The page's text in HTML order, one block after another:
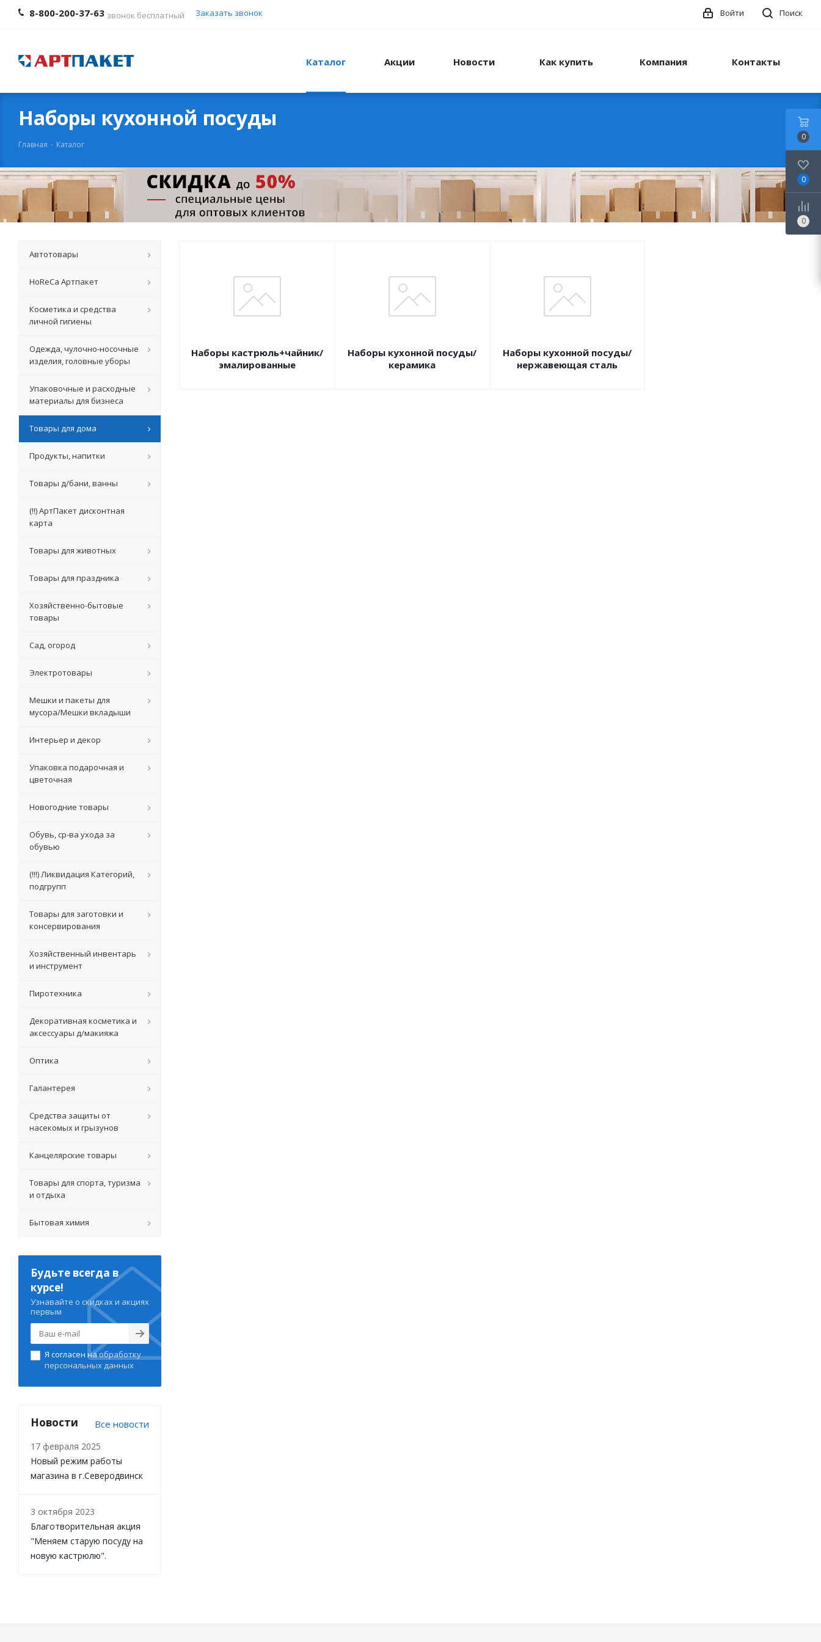
8-800-200-37-63 звонок бесплатный Заказать звонок Поиск
Войти
Каталог Акции Новости Как купить Компания Контакты
Наборы кухонной посуды
Главная - Каталог
Наборы кастрюль+чайник/
эмалированные
Наборы кухонной посуды/
керамика
Наборы кухонной посуды/
нержавеющая сталь
Автотовары
HoReCa Артпакет
Косметика и средства
личной гигиены
Одежда, чулочно-носочные
изделия, головные уборы
Упаковочные и расходные
материалы для бизнеса
Товары для дома
Продукты, напитки
Товары д/бани, ванны
(!!) АртПакет дисконтная
карта
Товары для животных
Товары для праздника
Хозяйственно-бытовые
товары
Сад, огород
Электротовары
Мешки и пакеты для
мусора/Мешки вкладыши
Интерьер и декор
Упаковка подарочная и
цветочная
Новогодние товары
Обувь, ср-ва ухода за
обувью
(!!!) Ликвидация Категорий,
подгрупп
Товары для заготовки и
консервирования
Хозяйственный инвентарь
и инструмент
Пиротехника
Декоративная косметика и
аксессуары д/макияжа
Оптика
Галантерея
Средства защиты от
насекомых и грызунов
Канцелярские товары
Товары для спорта, туризма
и отдыха
Бытовая химия
Будьте всегда в
курсе!
Узнавайте о скидках и акциях
первым
Я согласен наобработку
персональных данных
Новости Все новости
17 февраля 2025
Новый режим работы
магазина в г.Северодвинск
3 октября 2023
Благотворительная акция
"Меняем старую посуду на
новую кастрюлю".
0
0
0